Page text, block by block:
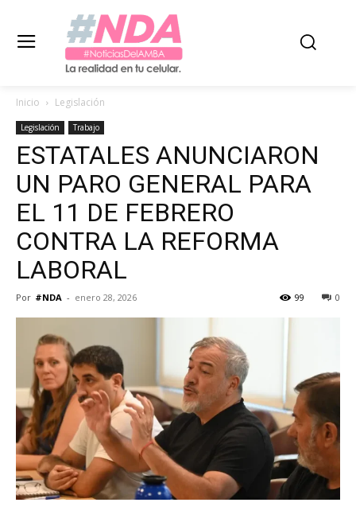
Inicio Legislación
Legislación Trabajo
ESTATALES ANUNCIARON
UN PARO GENERAL PARA
EL 11 DE FEBRERO
CONTRA LA REFORMA
LABORAL
Por #NDA - enero 28, 2026 0
99